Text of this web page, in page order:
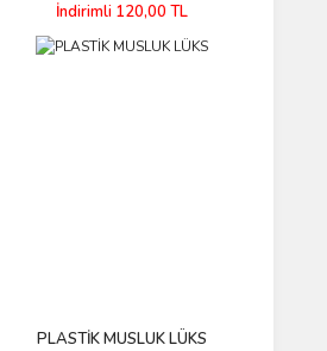
İndirimli 120,00 TL
PLASTİK MUSLUK LÜKS